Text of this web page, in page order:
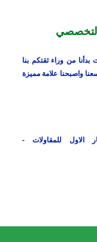
من وراء ثقتكم بنا
واصبحنا علامة مميزة
الاول للمقاولات -